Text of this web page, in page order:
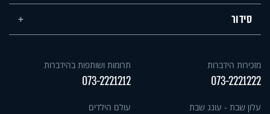
סידור
מזכירות הידברות
073-2221222
תרומות ושותפות בהידברות
073-2221212
עלון שבת - עונג שבת עולם הילדים